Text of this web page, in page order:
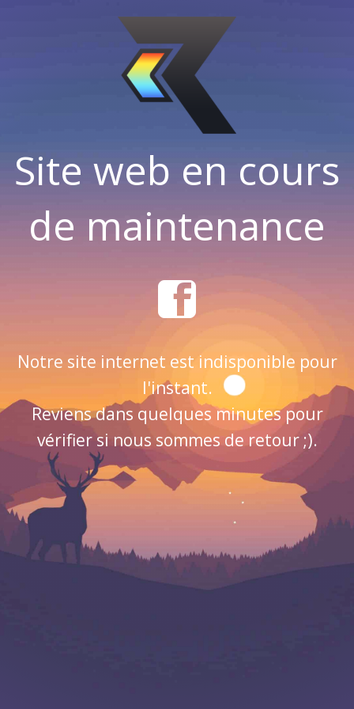
Site web en cours
de maintenance
Notre site internet est indisponible pour
l'instant.
Reviens dans quelques minutes pour
vérifier si nous sommes de retour ;).